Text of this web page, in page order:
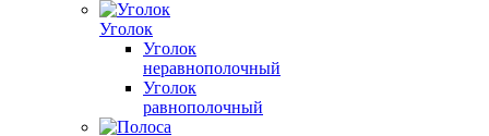
Уголок
Уголок
неравнополочный
Уголок
равнополочный